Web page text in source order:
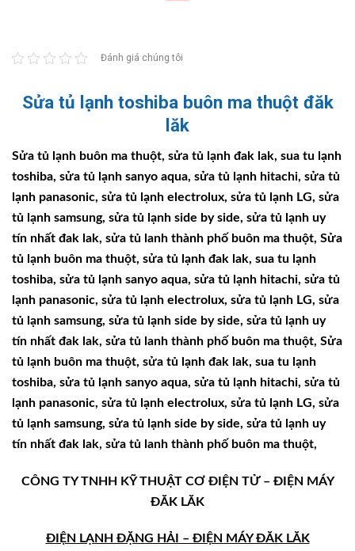
Đánh giá chúng tôi
Sửa tủ lạnh toshiba buôn ma thuột đăk
lăk
Sửa tủ lạnh buôn ma thuột, sửa tủ lạnh đak lak, sua tu lạnh
toshiba, sửa tủ lạnh sanyo aqua, sửa tủ lạnh hitachi, sửa tủ
lạnh panasonic, sửa tủ lạnh electrolux, sửa tủ lạnh LG, sửa
tủ lạnh samsung, sửa tủ lạnh side by side, sửa tủ lạnh uy
tín nhất đak lak, sửa tủ lanh thành phố buôn ma thuột, Sửa
tủ lạnh buôn ma thuột, sửa tủ lạnh đak lak, sua tu lạnh
toshiba, sửa tủ lạnh sanyo aqua, sửa tủ lạnh hitachi, sửa tủ
lạnh panasonic, sửa tủ lạnh electrolux, sửa tủ lạnh LG, sửa
tủ lạnh samsung, sửa tủ lạnh side by side, sửa tủ lạnh uy
tín nhất đak lak, sửa tủ lanh thành phố buôn ma thuột, Sửa
tủ lạnh buôn ma thuột, sửa tủ lạnh đak lak, sua tu lạnh
toshiba, sửa tủ lạnh sanyo aqua, sửa tủ lạnh hitachi, sửa tủ
lạnh panasonic, sửa tủ lạnh electrolux, sửa tủ lạnh LG, sửa
tủ lạnh samsung, sửa tủ lạnh side by side, sửa tủ lạnh uy
tín nhất đak lak, sửa tủ lanh thành phố buôn ma thuột,
CÔNG TY TNHH KỸ THUẬT CƠ ĐIỆN TỬ – ĐIỆN MÁY
ĐĂK LĂK
ĐIỆN LẠNH ĐẶNG HẢI – ĐIỆN MÁY ĐĂK LĂK